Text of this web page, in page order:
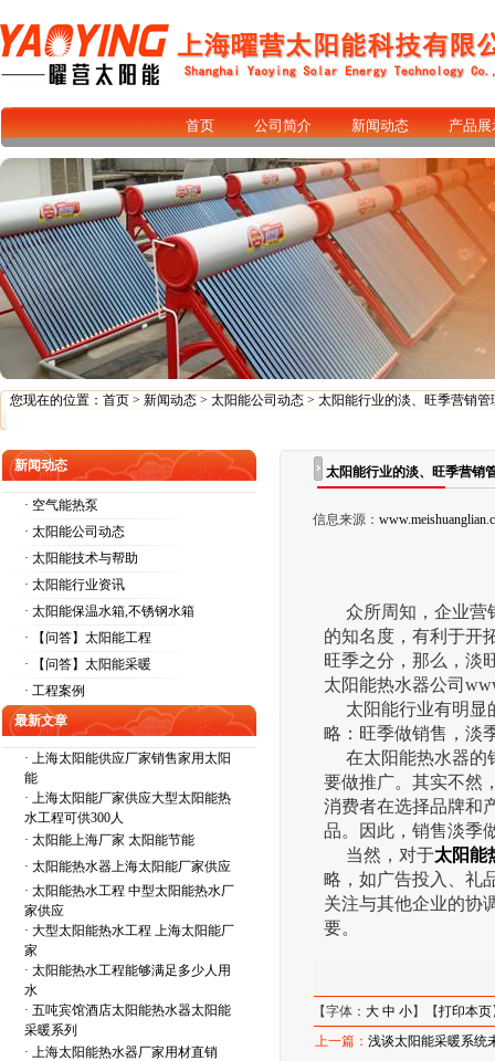
首页 公司简介 新闻动态 产品展
您现在的位置： 首页 > 新闻动态 > 太阳能公司动态 > 太阳能行业的淡、旺季营销管
新闻动态
· 空气能热泵
· 太阳能公司动态
· 太阳能技术与帮助
· 太阳能行业资讯
· 太阳能保温水箱,不锈钢水箱
· 【问答】太阳能工程
· 【问答】太阳能采暖
· 工程案例
最新文章
· 上海太阳能供应厂家销售家用太阳
能
· 上海太阳能厂家供应大型太阳能热
水工程可供300人
· 太阳能上海厂家 太阳能节能
· 太阳能热水器上海太阳能厂家供应
· 太阳能热水工程 中型太阳能热水厂
家供应
· 大型太阳能热水工程 上海太阳能厂
家
· 太阳能热水工程能够满足多少人用
水
· 五吨宾馆酒店太阳能热水器太阳能
采暖系列
· 上海太阳能热水器厂家用材直销
太阳能行业的淡、旺季营销
信息来源：
众所周知，企业营
的知名度，有利于开
旺季之分，那么，淡
太阳能热水器公司
太阳能行业有明显
略：旺季做销售，淡
在太阳能热水器的
要做推广。其实不然
消费者在选择品牌和
品。因此，销售淡季
当然，对于太阳能
略，如广告投入、礼
关注与其他企业的协
要。
【字体：大 中 小】【打印本页
上一篇：浅谈太阳能采暖系统